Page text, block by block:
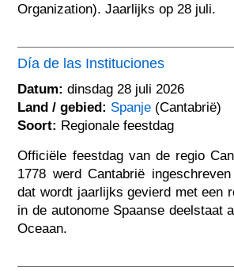
Organization). Jaarlijks op 28 juli.
Día de las Instituciones
Datum: dinsdag 28 juli 2026
Land / gebied: Spanje (Cantabrië)
Soort: Regionale feestdag
Officiële feestdag van de regio
1778 werd Cantabrië
dat wordt jaarlijks gevierd met een
in de autonome Spaanse deelstaat
Oceaan.